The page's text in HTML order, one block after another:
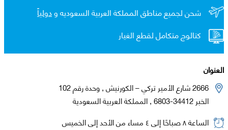
شحن لجميع مناطق المملكة العربية السعوديه ودولياً
كتالوج متكامل لقطع الغيار
العنوان
2666 شارع الأمير تركي – الكورنيش , وحدة رقم 102
الخبر 34412-6803 , المملكة العربية السعودية
الساعة ٨ صباحًا إلى ٤ مساء من الأحد إلى الخميس